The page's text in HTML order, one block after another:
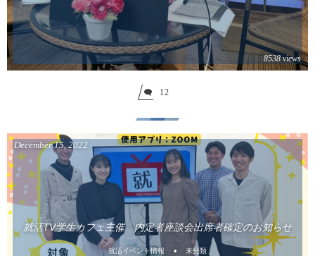
8538 views
12
就活TV学生カフェ主催 内定者座談会出席者確定のお知らせ
December 15,2022
就活イベント情報 未分類